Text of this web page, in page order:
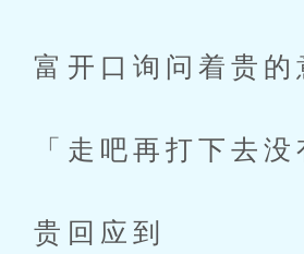
富开口询问着贵的
「走吧再打下去没
贵回应到